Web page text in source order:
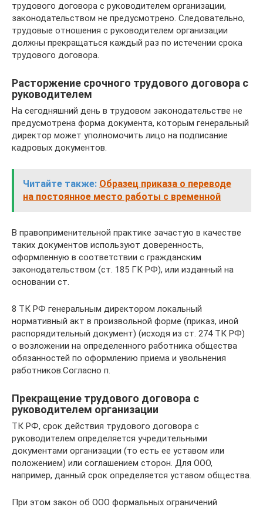
трудового договора с руководителем организации,
законодательством не предусмотрено. Следовательно,
трудовые отношения с руководителем организации
должны прекращаться каждый раз по истечении срока
трудового договора.
Расторжение срочного трудового договора с
руководителем
На сегодняшний день в трудовом законодательстве не
предусмотрена форма документа, которым генеральный
директор может уполномочить лицо на подписание
кадровых документов.
Читайте также: Образец приказа о переводе
на постоянное место работы с временной
В правоприменительной практике зачастую в качестве
таких документов используют доверенность,
оформленную в соответствии с гражданским
законодательством (ст. 185 ГК РФ), или изданный на
основании ст.
8 ТК РФ генеральным директором локальный
нормативный акт в произвольной форме (приказ, иной
распорядительный документ) (исходя из ст. 274 ТК РФ)
о возложении на определенного работника общества
обязанностей по оформлению приема и увольнения
работников.Согласно п.
Прекращение трудового договора с
руководителем организации
ТК РФ, срок действия трудового договора с
руководителем определяется учредительными
документами организации (то есть ее уставом или
положением) или соглашением сторон. Для ООО,
например, данный срок определяется уставом общества.
При этом закон об ООО формальных ограничений